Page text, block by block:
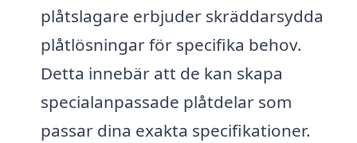
plåtslagare erbjuder skräddarsydda
plåtlösningar för specifika behov.
Detta innebär att de kan skapa
specialanpassade plåtdelar som
passar dina exakta specifikationer.